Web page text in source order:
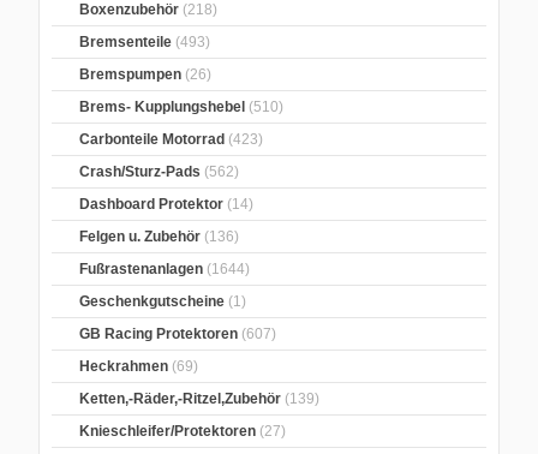
Boxenzubehör (218)
Bremsenteile (493)
Bremspumpen (26)
Brems- Kupplungshebel (510)
Carbonteile Motorrad (423)
Crash/Sturz-Pads (562)
Dashboard Protektor (14)
Felgen u. Zubehör (136)
Fußrastenanlagen (1644)
Geschenkgutscheine (1)
GB Racing Protektoren (607)
Heckrahmen (69)
Ketten,-Räder,-Ritzel,Zubehör (139)
Knieschleifer/Protektoren (27)